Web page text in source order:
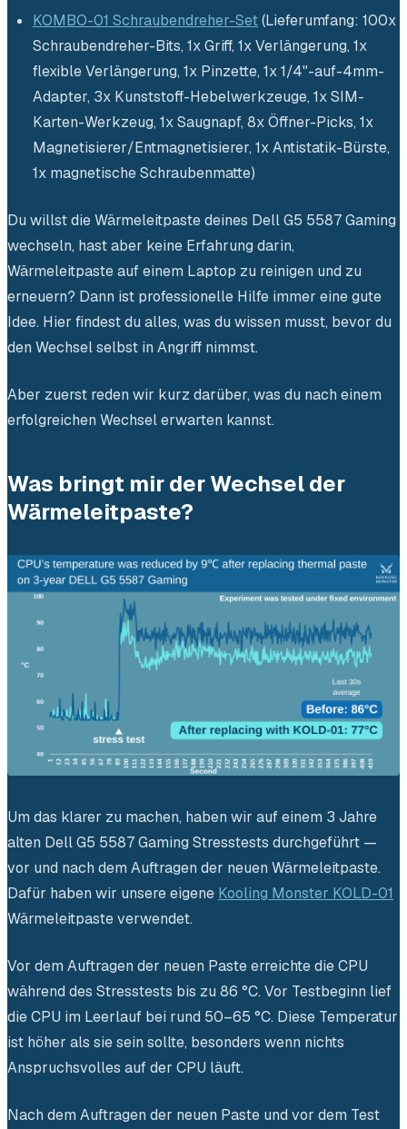
KOMBO-01 Schraubendreher-Set(Lieferumfang: 100x
Schraubendreher-Bits, 1x Griff, 1x Verlängerung, 1x
flexible Verlängerung, 1x Pinzette, 1x 1/4"-auf-4mm-
Adapter, 3x Kunststoff-Hebelwerkzeuge, 1x SIM-
Karten-Werkzeug, 1x Saugnapf, 8x Öffner-Picks, 1x
Magnetisierer/Entmagnetisierer, 1x Antistatik-Bürste,
1x magnetische Schraubenmatte)
Du willst die Wärmeleitpaste deines Dell G5 5587 Gaming
wechseln, hast aber keine Erfahrung darin,
Wärmeleitpaste auf einem Laptop zu reinigen und zu
erneuern? Dann ist professionelle Hilfe immer eine gute
Idee. Hier findest du alles, was du wissen musst, bevor du
den Wechsel selbst in Angriff nimmst.
Aber zuerst reden wir kurz darüber, was du nach einem
erfolgreichen Wechsel erwarten kannst.
Was bringt mir der Wechsel der
Wärmeleitpaste?
Um das klarer zu machen, haben wir auf einem 3 Jahre
alten Dell G5 5587 Gaming Stresstests durchgeführt —
vor und nach dem Auftragen der neuen Wärmeleitpaste.
Dafür haben wir unsere eigene Kooling Monster KOLD-01
Wärmeleitpaste verwendet.
Vor dem Auftragen der neuen Paste erreichte die CPU
während des Stresstests bis zu 86 °C. Vor Testbeginn lief
die CPU im Leerlauf bei rund 50–65 °C. Diese Temperatur
ist höher als sie sein sollte, besonders wenn nichts
Anspruchsvolles auf der CPU läuft.
Nach dem Auftragen der neuen Paste und vor dem Test